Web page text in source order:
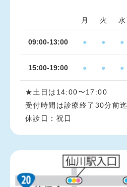
月 火 水
09:00-13:00 ● ● ●
15:00-19:00 ● ● ●
★土日は14:00〜17:00
受付時間は診療終了30分前迄
休診日：祝日